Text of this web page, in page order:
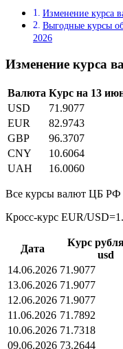
Изменение курса
Выгодные курсы
2026
Изменение курса
Валюта Курс на 13
USD
71.9077
EUR
82.9743
GBP
96.3707
CNY
10.6064
UAH
16.0060
Все курсы валют ЦБ РФ
Кросс-курс EUR/
Дата
Курс
usd
14.06.2026 71.9077
13.06.2026 71.9077
12.06.2026 71.9077
11.06.2026 71.7892
10.06.2026 71.7318
09.06.2026 73.2644